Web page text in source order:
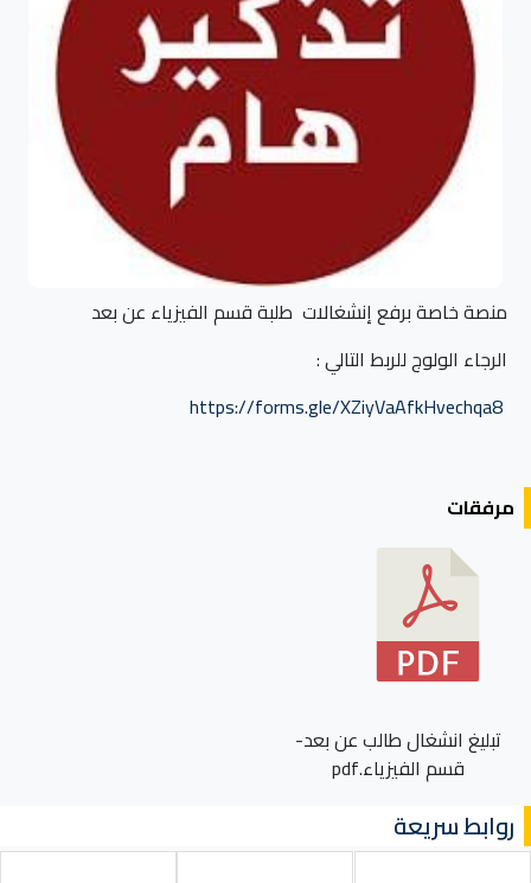
منصة خاصة برفع إنشغالات طلبة قسم الفيزياء عن بعد
الرجاء الولوج للربط التالي :
https://forms.gle/XZiyVaAfkHvechqa8
مرفقات
تبليغ انشغال طالب عن بعد-
قسم الفيزياء.pdf
روابط سريعة